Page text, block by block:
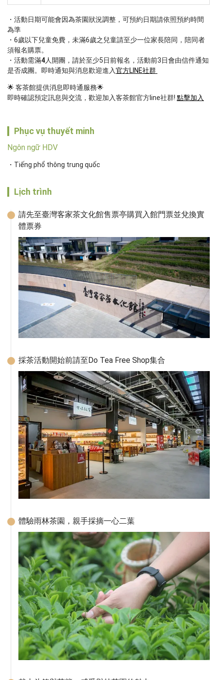
活動日期可能會因為茶園狀況調整，可預約日期請依照預約時間
為準
6歲以下兒童免費，未滿6歲之兒童請至少一位家長陪同，陪同者
須報名購票。
活動需滿4人開團，請於至少5日前報名，活動前3日會由信件通知
是否成團。即時通知與消息歡迎進入官方LINE社群
🌟 客茶館提供消息即時通服務🌟
即時確認預定訊息與交流，歡迎加入客茶館官方line社群! 點擊加入
Phục vụ thuyết minh
Ngôn ngữ HDV
Tiếng phổ thông trung quốc
Lịch trình
請先至臺灣客家茶文化館售票亭購買入館門票並兌換實
體票券
採茶活動開始前請至Do Tea Free Shop集合
體驗雨林茶園，親手採摘一心二葉